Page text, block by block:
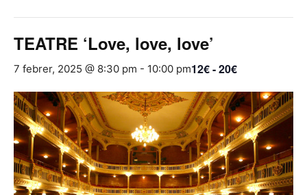
TEATRE ‘Love, love, love’
7 febrer, 2025 @ 8:30 pm - 10:00 pm12€ - 20€